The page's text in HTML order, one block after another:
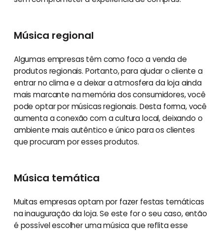
Música regional
Algumas empresas têm como foco a venda de
produtos regionais. Portanto, para ajudar o cliente a
entrar no clima e a deixar a atmosfera da loja ainda
mais marcante na memória dos consumidores, você
pode optar por músicas regionais. Desta forma, você
aumenta a conexão com a cultura local, deixando o
ambiente mais autêntico e único para os clientes
que procuram por esses produtos.
Música temática
Muitas empresas optam por fazer festas temáticas
na inauguração da loja. Se este for o seu caso, então
é possível escolher uma música que reflita esse